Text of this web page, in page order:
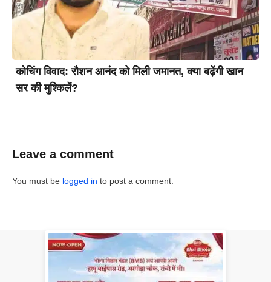
कोचिंग विवाद: रौशन आनंद को मिली जमानत, क्या बढ़ेंगी खान
सर की मुश्किलें?
Leave a comment
You must be logged in to post a comment.